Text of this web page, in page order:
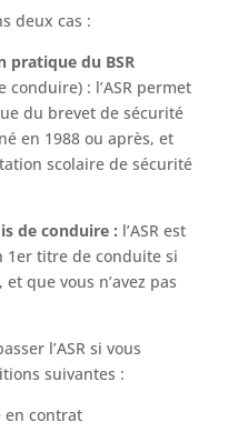
deux cas :
du BSR
: l’ASR permet
du brevet de sécurité
en 1988 ou après, et
scolaire de sécurité
de conduire : l’ASR est
titre de conduite si
que vous n’avez pas
l’ASR si vous
suivantes :
en contrat